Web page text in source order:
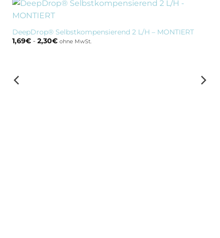
DeepDrop® Selbstkompensierend 2 L/H – MONTIERT
1,69€- 2,30€ ohne MwSt.